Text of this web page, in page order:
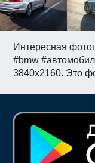
Интересная
#bmw
3840x2160. Это